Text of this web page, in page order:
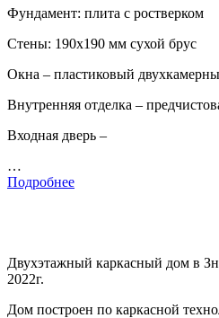
Фундамент: плита с ростверком
Стены: 190х190 мм сухой брус
Окна – пластиковый
Внутренняя отделка –
Входная дверь –
…
Подробнее
Двухэтажный каркасный дом в
2022г.
Дом построен по каркасной